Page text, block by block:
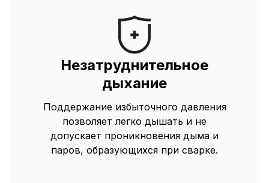
Незатруднительное
дыхание
Поддержание избыточного давления
позволяет легко дышать и не
допускает проникновения дыма и
паров, образующихся при сварке.